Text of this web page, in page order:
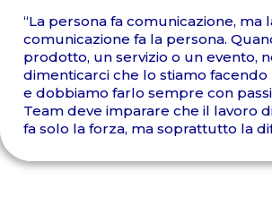
“La persona fa comunicazione, ma
comunicazione fa la persona.
prodotto, un servizio o un evento,
dimenticarci che lo stiamo
e dobbiamo farlo sempre con
Team deve imparare che il lavoro
fa solo la forza, ma soprattutto la